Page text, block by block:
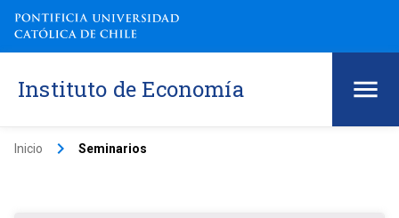
Instituto de Economía
Inicio keyboard_arrow_right Seminarios